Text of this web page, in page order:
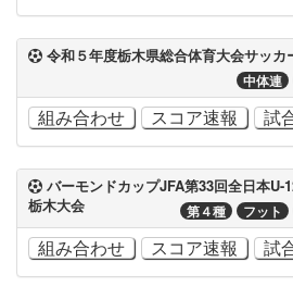
令和５年度栃木県総合体育大会サッカ
中体連
組み合わせ スコア速報 試
バーモンドカップJFA第33回全日本
栃木大会
第４種 フット
組み合わせ スコア速報 試